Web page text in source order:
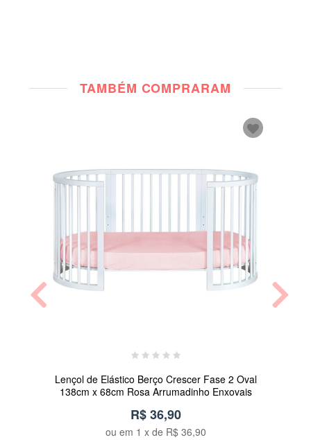
TAMBÉM COMPRARAM
Lençol de Elástico Berço Crescer Fase 2 Oval
138cm x 68cm Rosa Arrumadinho Enxovais
R$ 36,90
ou em 1 x de R$ 36,90